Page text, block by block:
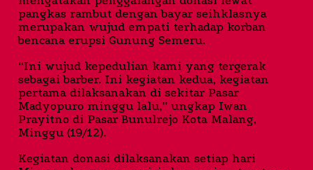
pangkas rambut dengan bayar seihklasnya
merupakan wujud empati terhadap korban
bencana erupsi Gunung Semeru.
“Ini wujud kepedulian kami yang tergerak
sebagai barber. Ini kegiatan kedua, kegiatan
pertama dilaksanakan di sekitar Pasar
Madyopuro minggu lalu,” ungkap Iwan
Prayitno di Pasar Bunulrejo Kota Malang,
Minggu (19/12).
Kegiatan donasi dilaksanakan setiap hari